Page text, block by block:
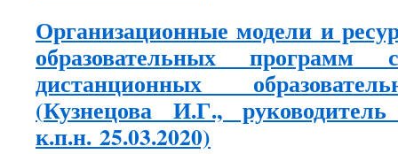
Организационные модели и
образовательных программ
дистанционных
(Кузнецова И.Г.,
к.п.н. 25.03.2020)